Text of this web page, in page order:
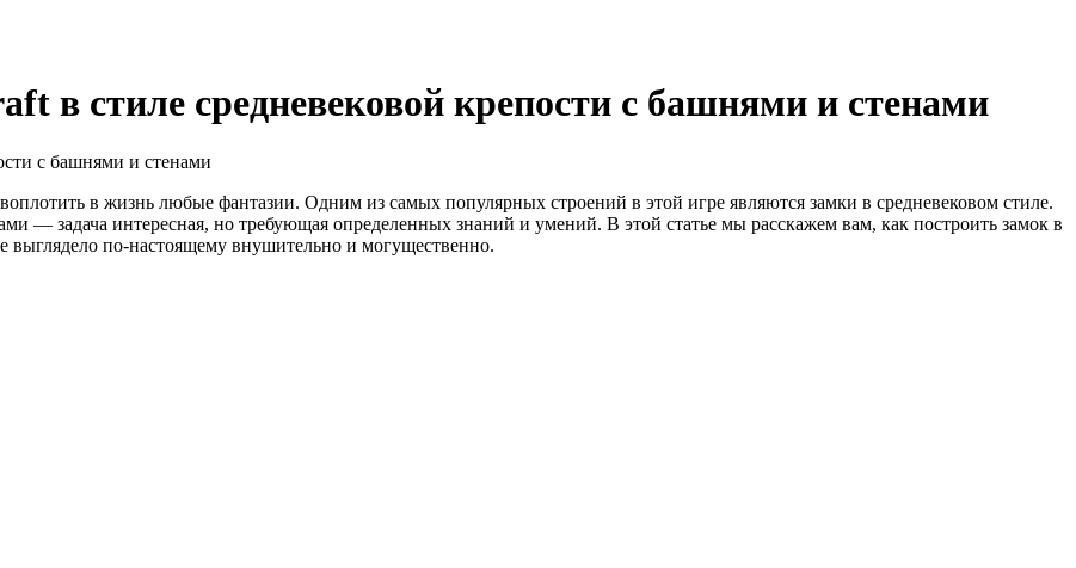
в стиле средневековой крепости с башнями и стенами
в жизнь любые фантазии. Одним из самых популярных строений в этой игре являются замки в средневековом стиле.
— задача интересная, но требующая определенных знаний и умений. В этой статье мы расскажем вам, как построить замок в
выглядело по-настоящему внушительно и могущественно.